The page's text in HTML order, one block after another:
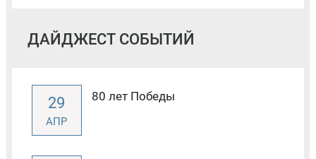
ДАЙДЖЕСТ СОБЫТИЙ
29
АПР
80 лет Победы